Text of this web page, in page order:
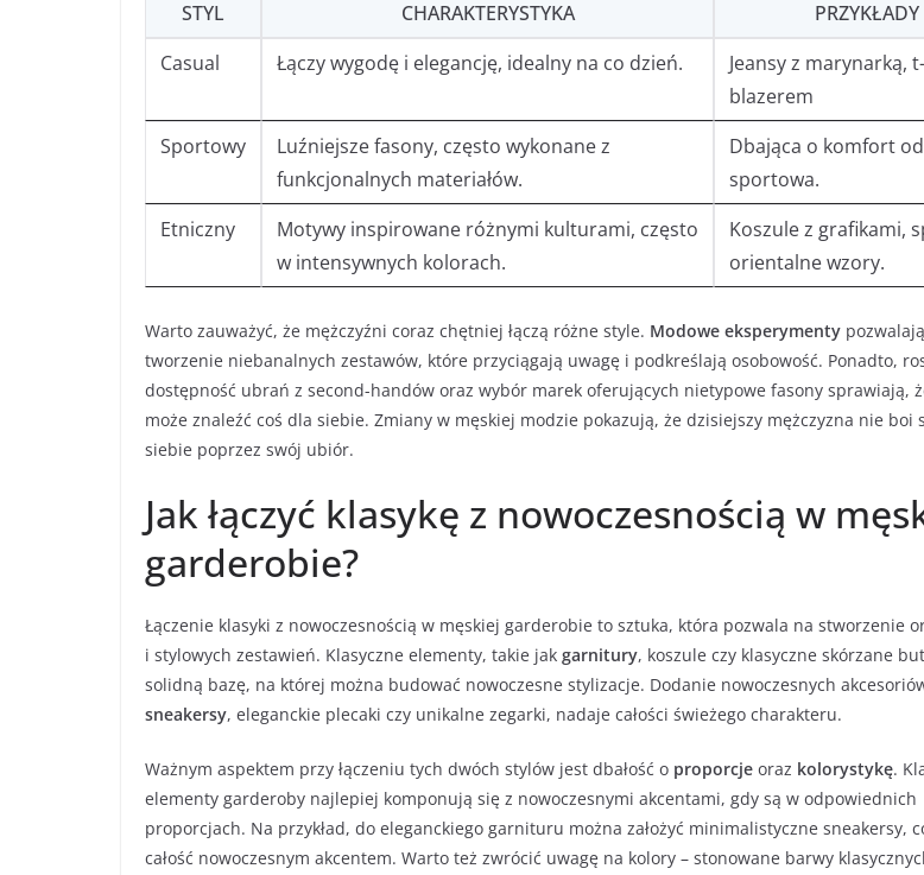
STYL CHARAKTERYSTYKA
PRZYKŁADY
Casual
Łączy wygodę i elegancję, idealny na co dzień.
Jeansy z marynarką,
blazerem
Sportowy
Luźniejsze fasony, często wykonane z
funkcjonalnych materiałów.
Dbająca o komfort
sportowa.
Etniczny
Motywy inspirowane różnymi kulturami, często
w intensywnych kolorach.
Koszule z grafikami,
orientalne wzory.
Warto zauważyć, że mężczyźni coraz chętniej łączą różne style. Modowe eksperymenty
tworzenie niebanalnych zestawów, które przyciągają uwagę i podkreślają osobowość. Ponadto,
dostępność ubrań z second-handów oraz wybór marek oferujących nietypowe fasony sprawiają,
może znaleźć coś dla siebie. Zmiany w męskiej modzie pokazują, że dzisiejszy mężczyzna nie boi
siebie poprzez swój ubiór.
Jak łączyć klasykę z nowoczesnością w
garderobie?
Łączenie klasyki z nowoczesnością w męskiej garderobie to sztuka, która pozwala na stworzenie
i stylowych zestawień. Klasyczne elementy, takie jak garnitury, koszule czy klasyczne skórzane
solidną bazę, na której można budować nowoczesne stylizacje. Dodanie nowoczesnych
sneakersy, eleganckie plecaki czy unikalne zegarki, nadaje całości świeżego charakteru.
Ważnym aspektem przy łączeniu tych dwóch stylów jest dbałość o proporcje oraz kolorystykę.
elementy garderoby najlepiej komponują się z nowoczesnymi akcentami, gdy są w odpowiednich
proporcjach. Na przykład, do eleganckiego garnituru można założyć minimalistyczne sneakersy,
całość nowoczesnym akcentem. Warto też zwrócić uwagę na kolory – stonowane barwy